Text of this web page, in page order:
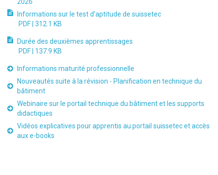
Informations sur le test d’aptitude de suissetec
PDF | 312.1 KB
Durée des deuxièmes apprentissages
PDF | 137.9 KB
Informations maturité professionnelle
Nouveautés suite à la révision - Planification en technique du
bâtiment
Webinaire sur le portail technique du bâtiment et les supports
didactiques
Vidéos explicatives pour apprentis au portail suissetec et accès
aux e-books